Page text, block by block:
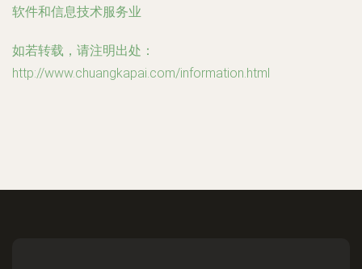
软件和信息技术服务业
如若转载，请注明出处：
http://www.chuangkapai.com/information.html